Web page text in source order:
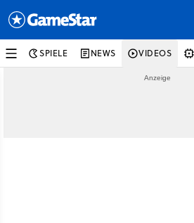
SPIELE NEWS VIDEOS